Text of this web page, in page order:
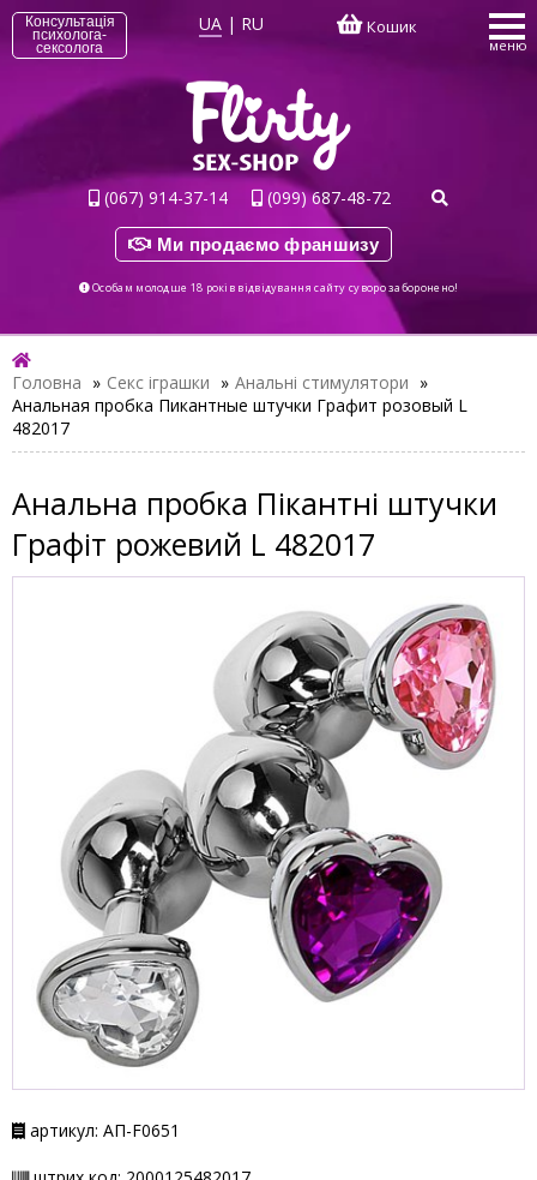
Консультація
психолога-
сексолога
UA | RU Кошик
меню
(067) 914-37-14 (099) 687-48-72
Ми продаємо франшизу
Особам молодше 18 років відвідування сайту суворо заборонено!
Головна » Секс іграшки » Анальні стимулятори »
Анальная пробка Пикантные штучки Графит розовый L
482017
Анальна пробка Пікантні штучки
Графіт рожевий L 482017
артикул: АП-F0651